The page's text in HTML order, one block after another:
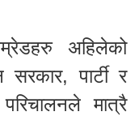
अहिलेको
पार्टी र
मात्रै